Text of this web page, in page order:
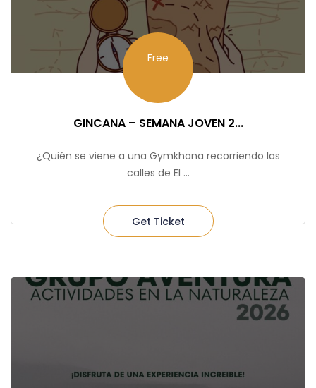
Free
GINCANA – SEMANA JOVEN 2...
¿Quién se viene a una Gymkhana recorriendo las
calles de El ...
Get Ticket